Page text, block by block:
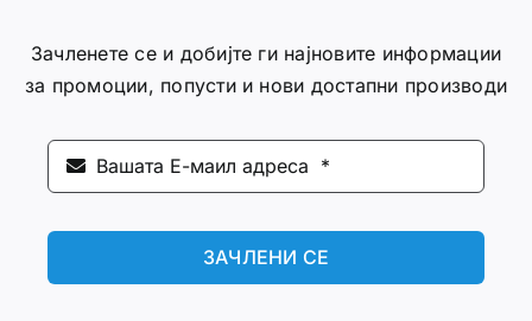
Зачленете се и добијте ги најновите информации
за промоции, попусти и нови достапни производи
ЗАЧЛЕНИ СЕ